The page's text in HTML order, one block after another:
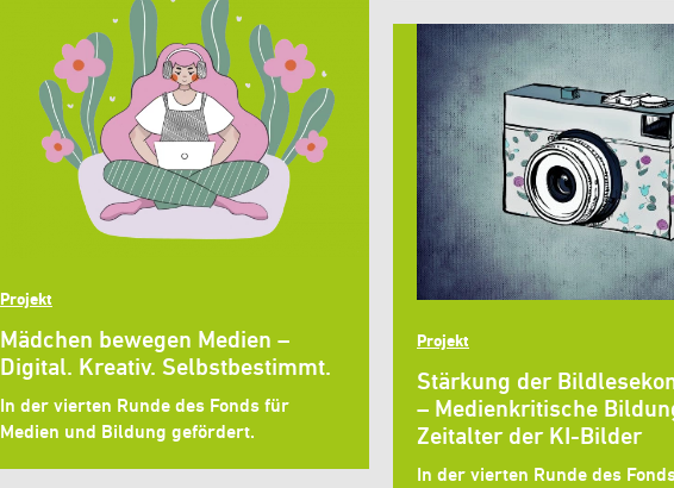
Projekt
Mädchen bewegen Medien –
Digital. Kreativ. Selbstbestimmt.
In der vierten Runde des Fonds für
Medien und Bildung gefördert.
Projekt
Stärkung der
– Medienkritische
Zeitalter der KI-Bilder
In der vierten Runde des